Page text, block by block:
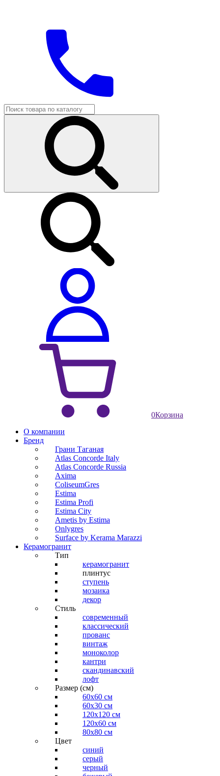
0Корзина
О компании
Бренд
Грани Таганая
Atlas Concorde Italy
Atlas Concorde Russia
Axima
ColiseumGres
Estima
Estima Profi
Estima City
Ametis by Estima
Onlygres
Surface by Kerama Marazzi
Керамогранит
Тип
керамогранит
плинтус
ступень
мозаика
декор
Стиль
современный
классический
прованс
винтаж
моноколор
кантри
скандинавский
лофт
Размер (см)
60х60 см
60x30 см
120x120 см
120x60 см
80x80 см
Цвет
синий
серый
черный